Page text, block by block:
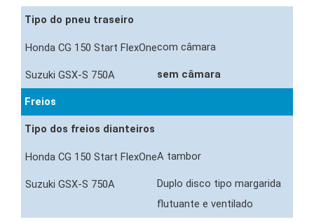
Tipo do pneu traseiro
com câmara
sem câmara
Freios
Tipo dos freios dianteiros
A tambor
Duplo disco tipo margarida
flutuante e ventilado